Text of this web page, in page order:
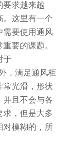
要求越来越
。这里有一个
需要使用通风
要的课题。
于
，满足通风柜
常光滑，形状
并且不会与各
求，但是大多
对模糊的，所